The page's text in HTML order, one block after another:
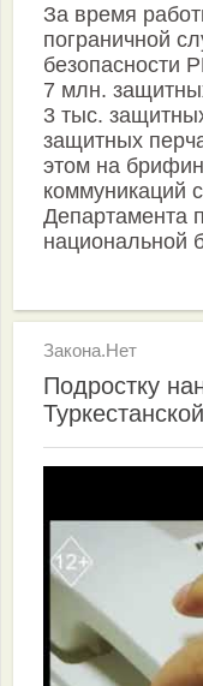
За время
пограничной
безопасности
7 млн.
3 тыс.
защитных
этом на
коммуникаций
Департамента
национальной
Закона.Нет
Подростку